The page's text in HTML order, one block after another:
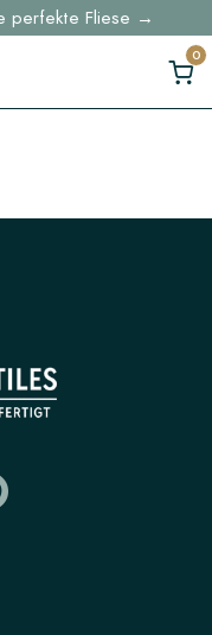
perfekte Fliese →
DHL-Versand
geliefert